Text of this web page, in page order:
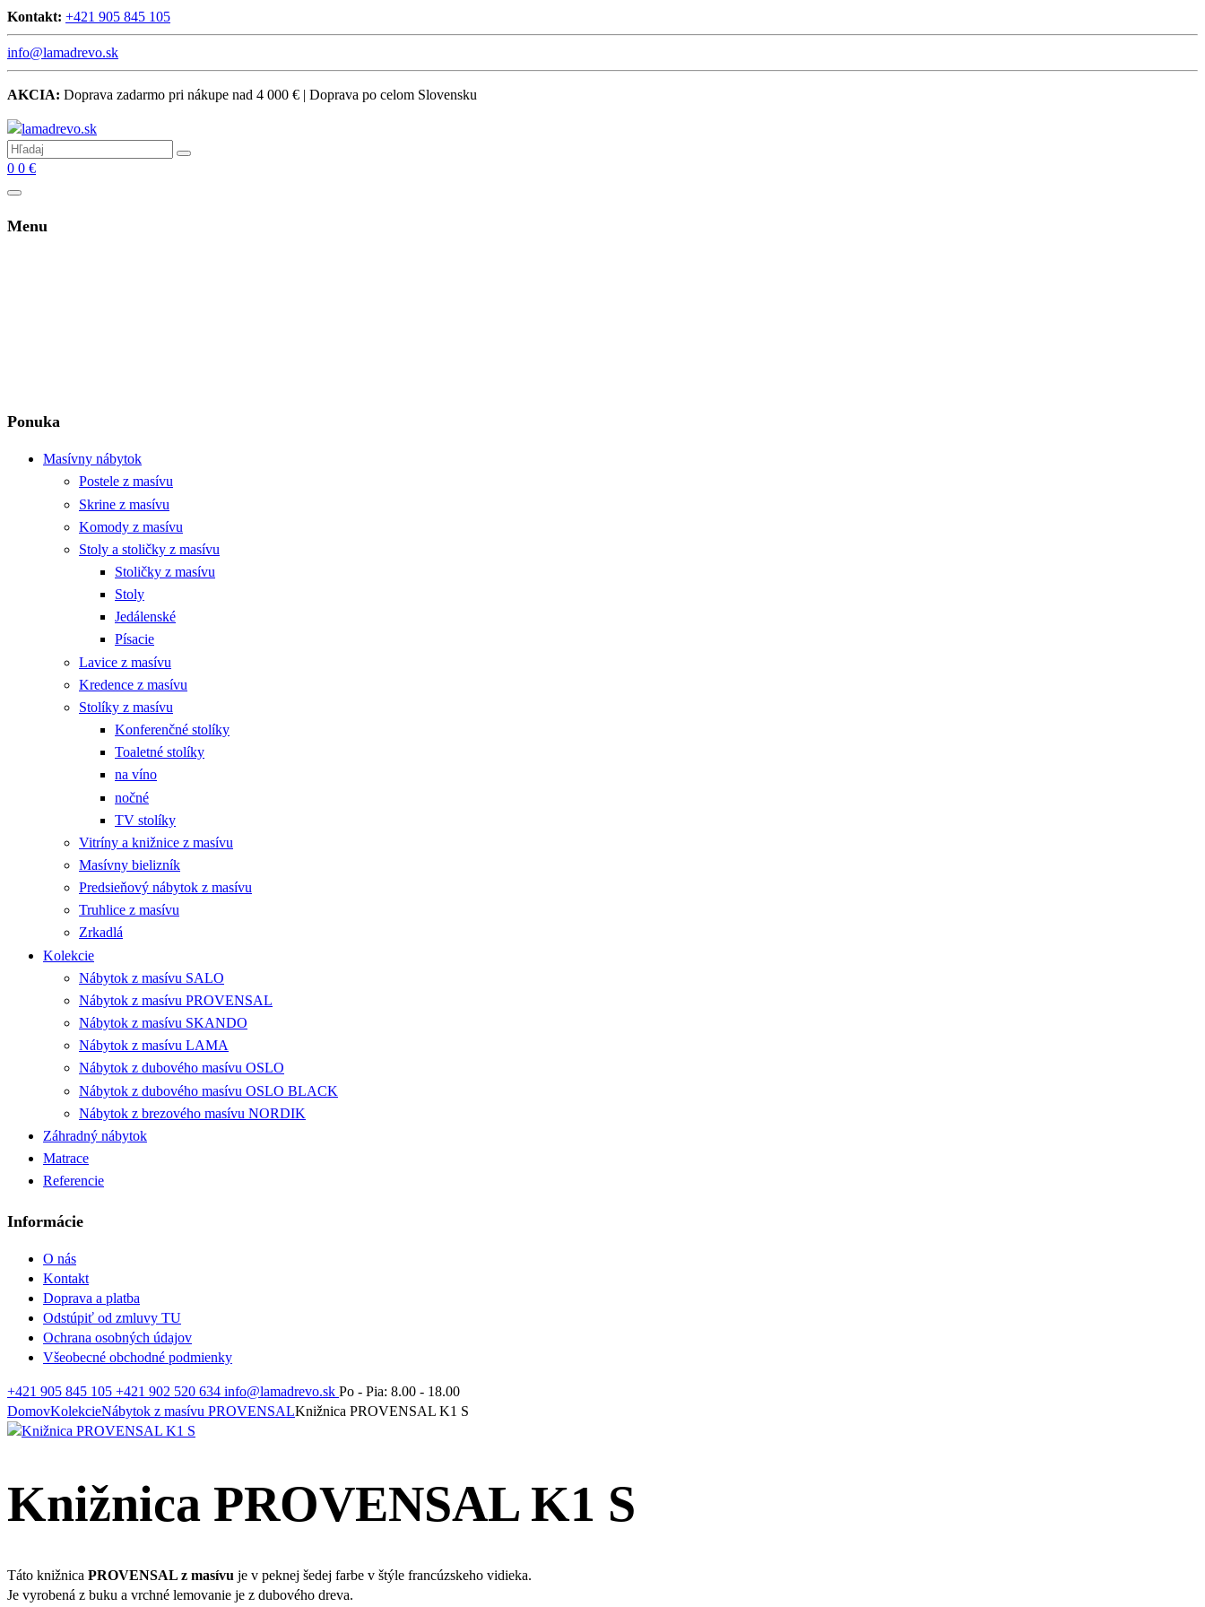
Kontakt: +421 905 845 105
info@lamadrevo.sk
AKCIA: Doprava zadarmo pri nákupe nad 4 000 € | Doprava po celom Slovensku
0 0 €
Menu
Ponuka
Masívny nábytok
Postele z masívu
Skrine z masívu
Komody z masívu
Stoly a stoličky z masívu
Stoličky z masívu
Stoly
Jedálenské
Písacie
Lavice z masívu
Kredence z masívu
Stolíky z masívu
Konferenčné stolíky
Toaletné stolíky
na víno
nočné
TV stolíky
Vitríny a knižnice z masívu
Masívny bielizník
Predsieňový nábytok z masívu
Truhlice z masívu
Zrkadlá
Kolekcie
Nábytok z masívu SALO
Nábytok z masívu PROVENSAL
Nábytok z masívu SKANDO
Nábytok z masívu LAMA
Nábytok z dubového masívu OSLO
Nábytok z dubového masívu OSLO BLACK
Nábytok z brezového masívu NORDIK
Záhradný nábytok
Matrace
Referencie
Informácie
O nás
Kontakt
Doprava a platba
Odstúpiť od zmluvy TU
Ochrana osobných údajov
Všeobecné obchodné podmienky
+421 905 845 105 +421 902 520 634 info@lamadrevo.sk Po - Pia: 8.00 - 18.00
DomovKolekcieNábytok z masívu PROVENSALKnižnica PROVENSAL K1 S
Knižnica PROVENSAL K1 S
Táto knižnica PROVENSAL z masívu je v peknej šedej farbe v štýle francúzskeho vidieka.
Je vyrobená z buku a vrchné lemovanie je z dubového dreva.